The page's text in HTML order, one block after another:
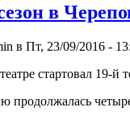
в
в Пт, 23/09/2016 -
стартовал 19-
продолжалась